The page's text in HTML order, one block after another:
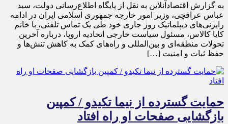
به گزارش اقتصادآنلاین به نقل از پایگاه اطلاع‌رسانی دولت، سید
عباس عراقچی، وزیر امور خارجه جمهوری اسلامی ایران در ادامه
رایزنی‌های دیپلماتیک روز جاری خود طی یک تماس تلفنی، با خانم
کایا کالاس، مسئول سیاست خارجی اتحادیه اروپا، درباره آخرین
تحولات منطقه‌ای و بین‌المللی و راه‌های کمک به کاهش تنش‌ها و
حفظ ثبات و امنیت […]
حمایت گسترده از نیما تکیدو / کمپین
بازگشایی صفحات او راه افتاد